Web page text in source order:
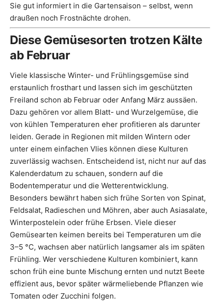
Sie gut informiert in die Gartensaison – selbst, wenn
draußen noch Frostnächte drohen.
Diese Gemüsesorten trotzen Kälte
ab Februar
Viele klassische Winter- und Frühlingsgemüse sind
erstaunlich frosthart und lassen sich im geschützten
Freiland schon ab Februar oder Anfang März aussäen.
Dazu gehören vor allem Blatt- und Wurzelgemüse, die
von kühlen Temperaturen eher profitieren als darunter
leiden. Gerade in Regionen mit milden Wintern oder
unter einem einfachen Vlies können diese Kulturen
zuverlässig wachsen. Entscheidend ist, nicht nur auf das
Kalenderdatum zu schauen, sondern auf die
Bodentemperatur und die Wetterentwicklung.
Besonders bewährt haben sich frühe Sorten von Spinat,
Feldsalat, Radieschen und Möhren, aber auch Asiasalate,
Winterpostelein oder frühe Erbsen. Viele dieser
Gemüsearten keimen bereits bei Temperaturen um die
3–5 °C, wachsen aber natürlich langsamer als im späten
Frühling. Wer verschiedene Kulturen kombiniert, kann
schon früh eine bunte Mischung ernten und nutzt Beete
effizient aus, bevor später wärmeliebende Pflanzen wie
Tomaten oder Zucchini folgen.